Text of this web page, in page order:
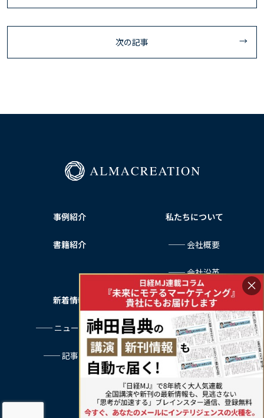
次の記事
×
事例紹介
書籍紹介
私たちについて
── 会社概要
── 会社沿革
新着情報
── ニュース一覧
── 記事一覧
サービス利用規約
プライバシーポリシー
特定商取引法に基づく表記
お問い合わせ